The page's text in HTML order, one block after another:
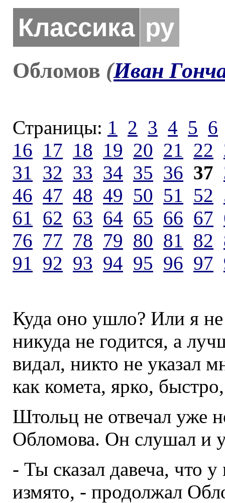
Классика ру
Обломов (Иван
Страницы: 1 2 3 4 5 6
16 17 18 19 20 21 22
31 32 33 34 35 36 37
46 47 48 49 50 51 52
61 62 63 64 65 66 67
76 77 78 79 80 81 82
91 92 93 94 95 96 97
Куда оно ушло? Или я
никуда не годится, а
видал, никто не указал
как комета, ярко,
Штольц не отвечал уже
Обломова. Он слушал и
- Ты сказал давеча, что
измято, - продолжал